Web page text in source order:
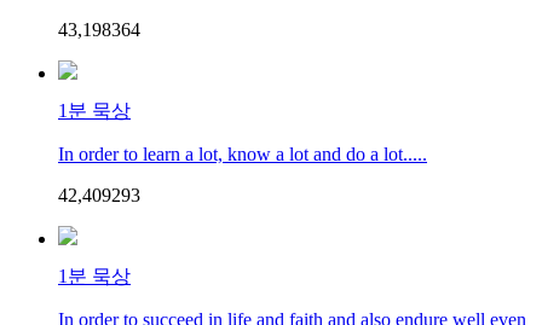
43,198364
1분 묵상
In order to learn a lot, know a lot and do a lot.....
42,409293
1분 묵상
In order to succeed in life and faith and also endure well even